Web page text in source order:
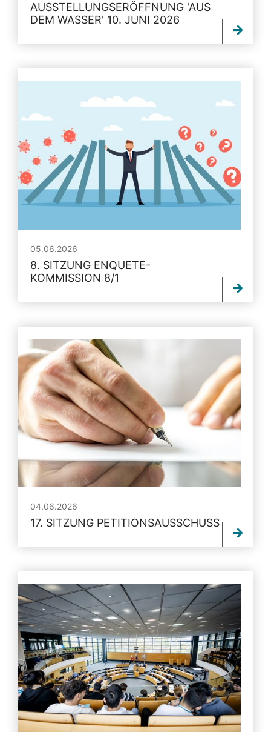
AUSSTELLUNGSERÖFFNUNG 'AUS
DEM WASSER' 10. JUNI 2026
05.06.2026
8. SITZUNG ENQUETE-
KOMMISSION 8/1
04.06.2026
17. SITZUNG PETITIONSAUSSCHUSS